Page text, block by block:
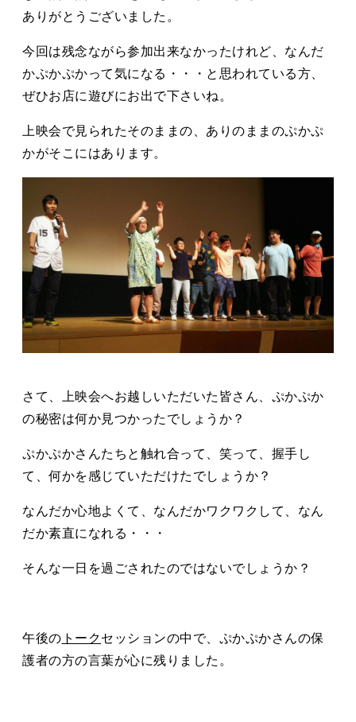
お知らせ
お問い合わせ
ありがとうございました。
今回は残念ながら参加出来なかったけれど、なんだ
かぷかぷかって気になる・・・と思われている方、
ぜひお店に遊びにお出で下さいね。
上映会で見られたそのままの、ありのままのぷかぷ
かがそこにはあります。
さて、上映会へお越しいただいた皆さん、ぷかぷか
の秘密は何か見つかったでしょうか？
ぷかぷかさんたちと触れ合って、笑って、握手し
て、何かを感じていただけたでしょうか？
なんだか心地よくて、なんだかワクワクして、なん
だか素直になれる・・・
そんな一日を過ごされたのではないでしょうか？
午後の トークセッションの中で、ぷかぷかさんの保
護者の方の言葉が心に残りました。